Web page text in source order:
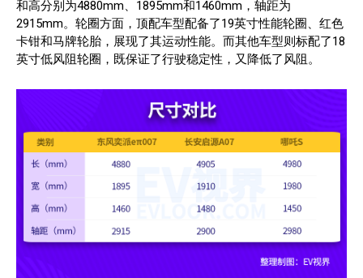
和高分别为4880mm、1895mm和1460mm，轴距为
2915mm。轮圈方面，顶配车型配备了19英寸性能轮圈、红色
卡钳和马牌轮胎，展现了其运动性能。而其他车型则标配了18
英寸低风阻轮圈，既保证了行驶稳定性，又降低了风阻。